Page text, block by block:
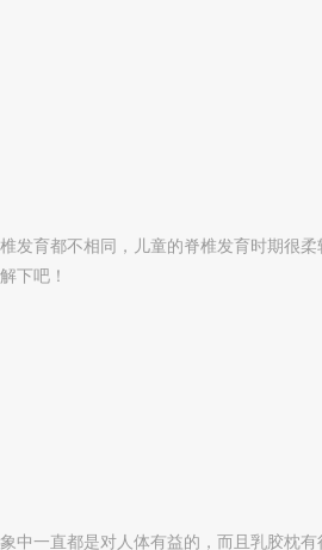
育都不相同，儿童的脊椎发育时期很
下吧！
一直都是对人体有益的，而且乳胶枕